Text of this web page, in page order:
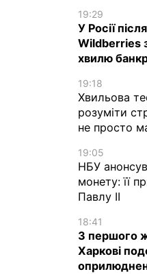
19:29
У Росії
Wildberries
хвилю
19:18
Хвильова
розуміти
не просто
19:05
НБУ
монету: її
Павлу II
18:41
З першого
Харкові